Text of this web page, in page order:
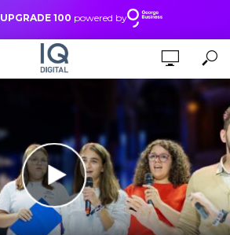
UPGRADE 100 powered by